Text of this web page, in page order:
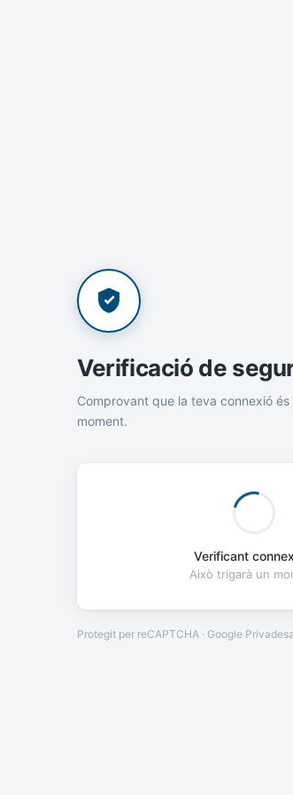
Verificació de
Comprovant que la teva connexió és
moment.
Verificant
Això trigarà un
Protegit per reCAPTCHA · Google Privadesa